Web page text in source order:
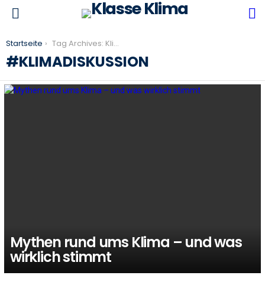
You are here:
Startseite Tag Archives: Klimadiskussion
KLIMADISKUSSION
Mythen rund ums Klima – und was
wirklich stimmt